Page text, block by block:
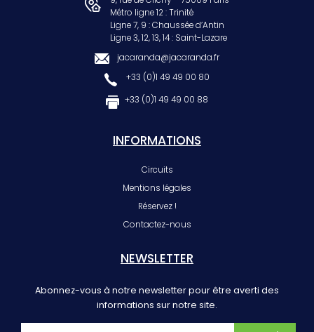
Métro ligne 12 : Trinité
Ligne 7, 9 : Chaussée d’Antin
Ligne 3, 12, 13, 14 : Saint-Lazare
jacaranda@jacaranda.fr
+33 (0)1 49 49 00 80
+33 (0)1 49 49 00 88
INFORMATIONS
Circuits
Mentions légales
Réservez !
Contactez-nous
NEWSLETTER
Abonnez-vous à notre newsletter pour être averti des
informations sur notre site.